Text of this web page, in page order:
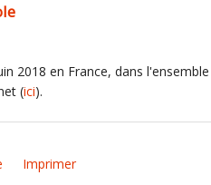
2018 en France, dans
(ici).
Imprimer